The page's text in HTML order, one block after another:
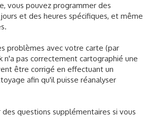
vous pouvez programmer des
et des heures spécifiques, et même
problèmes avec votre carte (par
n'a pas correctement cartographié une
être corrigé en effectuant un
afin qu'il puisse réanalyser
questions supplémentaires si vous